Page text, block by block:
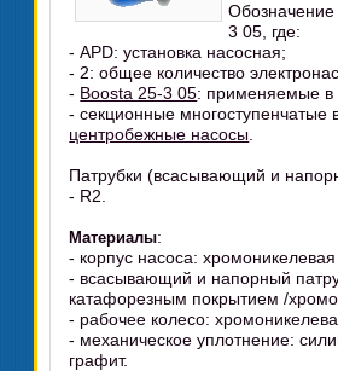
3 05, где:
- APD: установка насосная;
- 2: общее количество
- Boosta 25-3 05: применяемые в
- секционные многоступенчатые
центробежные насосы
Патрубки (всасывающий и
- R2.
Материалы:
- корпус насоса: хромоникелевая
- всасывающий и напорный
катафорезным покрытием /
- рабочее колесо:
- механическое уплотнение:
графит.